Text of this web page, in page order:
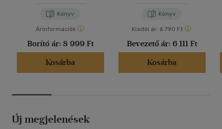
Könyv
Árinformációk
Borító ár: 8 999 Ft
Kosárba
Könyv
Kiadói ár: 6 790 Ft
Bevezető ár: 6 111 Ft
Kosárba
Új megjelenések